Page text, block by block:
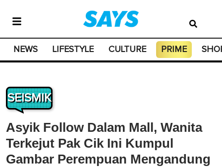
NEWS LIFESTYLE CULTURE PRIME
SEISMIK
Asyik Follow Dalam Mall, Wanita
Terkejut Pak Cik Ini Kumpul
Gambar Perempuan Mengandung